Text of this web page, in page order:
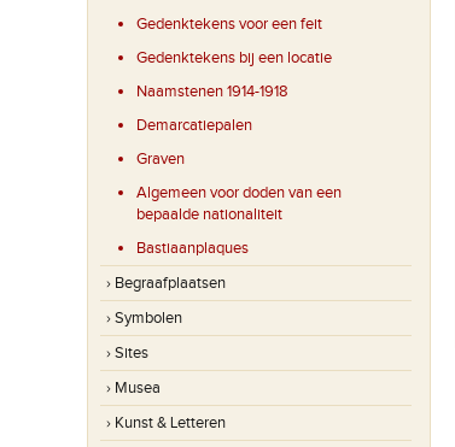
Gedenktekens voor een feit
Gedenktekens bij een locatie
Naamstenen 1914-1918
Demarcatiepalen
Graven
Algemeen voor doden van een
bepaalde nationaliteit
Bastiaanplaques
› Begraafplaatsen
› Symbolen
› Sites
› Musea
› Kunst & Letteren